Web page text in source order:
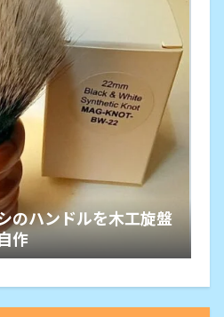
のハンドルを木工旋盤
作